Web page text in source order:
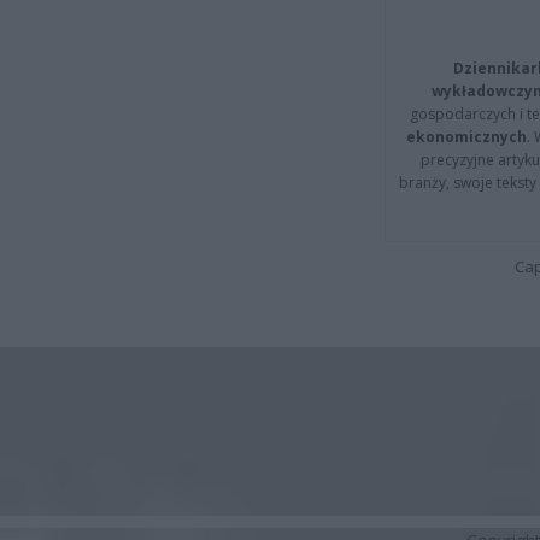
gospodarczych i
ekonomicznych.
precyzyjne
branży, swoje